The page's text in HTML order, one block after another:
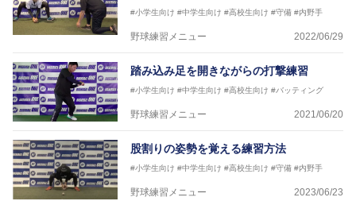
#小学生向け #中学生向け #高校生向け #守備 #内野手
野球練習メニュー 2022/06/29
踏み込み足を開きながらの打撃練習
#小学生向け #中学生向け #高校生向け #バッティング
野球練習メニュー 2021/06/20
股割りの姿勢を覚える練習方法
#小学生向け #中学生向け #高校生向け #守備 #内野手
野球練習メニュー 2023/06/23